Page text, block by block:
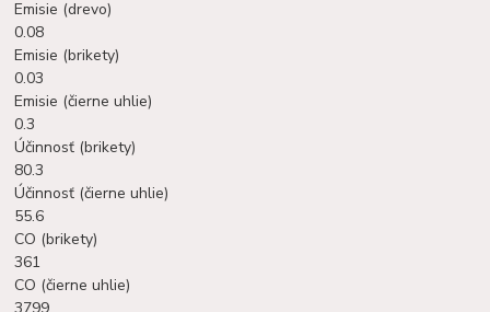
Emisie (drevo)
0.08
Emisie (brikety)
0.03
Emisie (čierne uhlie)
0.3
Účinnosť (brikety)
80.3
Účinnosť (čierne uhlie)
55.6
CO (brikety)
361
CO (čierne uhlie)